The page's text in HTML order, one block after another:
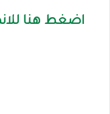
اضغط هنا